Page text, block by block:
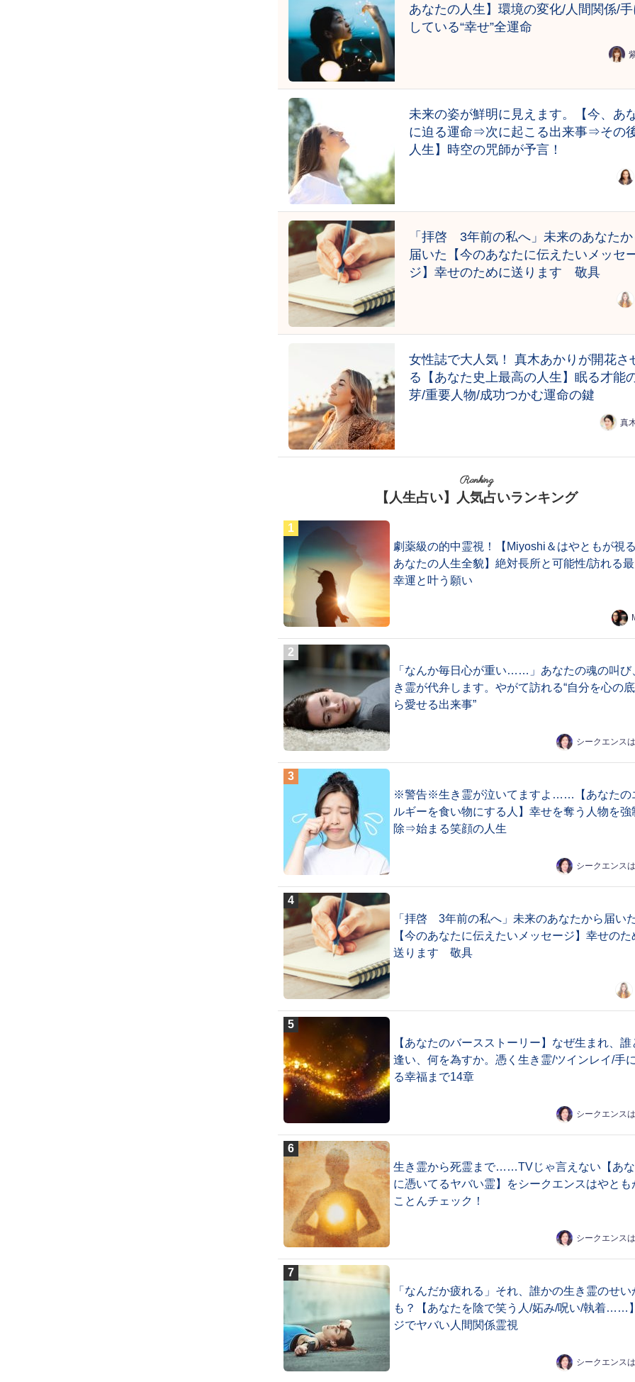
あなたの人生】環境の変化/人間関係/手
している“幸せ”全運命
未来の姿が鮮明に見えます。【今、あ
に迫る運命⇒次に起こる出来事⇒その
人生】時空の咒師が予言！
「拝啓 3年前の私へ」未来のあなたか
届いた【今のあなたに伝えたいメッセ
ジ】幸せのために送ります 敬具
女性誌で大人気！ 真木あかりが開花さ
る【あなた史上最高の人生】眠る才能
芽/重要人物/成功つかむ運命の鍵
真
Ranking
【人生占い】人気占いランキング
劇薬級の的中霊視！【Miyoshi＆はやともが視る
あなたの人生全貌】絶対長所と可能性/訪れる
幸運と叶う願い
「なんか毎日心が重い……」あなたの魂の叫び
き霊が代弁します。やがて訪れる“自分を心の
ら愛せる出来事”
シークエンス
※警告※生き霊が泣いてますよ……【あなたの
ルギーを食い物にする人】幸せを奪う人物を強
除⇒始まる笑顔の人生
シークエンス
「拝啓 3年前の私へ」未来のあなたから届い
【今のあなたに伝えたいメッセージ】幸せのた
送ります 敬具
【あなたのバースストーリー】なぜ生まれ、誰
逢い、何を為すか。憑く生き霊/ツインレイ/手
る幸福まで14章
シークエンス
生き霊から死霊まで……TVじゃ言えない【あ
に憑いてるヤバい霊】をシークエンスはやとも
ことんチェック！
シークエンス
「なんだか疲れる」それ、誰かの生き霊のせい
も？【あなたを陰で笑う人/妬み/呪い/執着……
ジでヤバい人間関係霊視
シークエンス